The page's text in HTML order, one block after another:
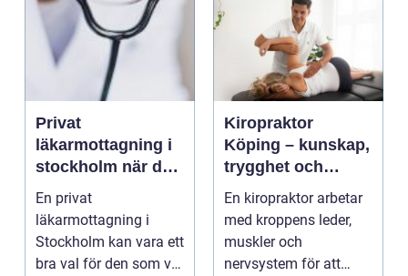
Privat
läkarmottagning i
stockholm när du
vill ha tid, trygghet
och specialistvård
En privat
läkarmottagning i
Stockholm kan vara ett
bra val för den som vill
Kiropraktor
Köping – kunskap,
trygghet och
behandling som
gör skillnad
En kiropraktor arbetar
med kroppens leder,
muskler och
nervsystem för att